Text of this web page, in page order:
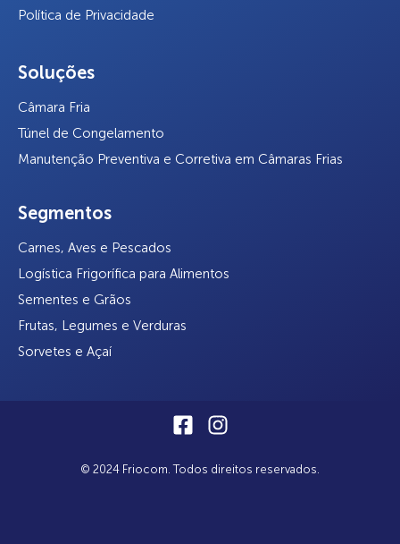
Política de Privacidade
Soluções
Câmara Fria
Túnel de Congelamento
Manutenção Preventiva e Corretiva em Câmaras Frias
Segmentos
Carnes, Aves e Pescados
Logística Frigorífica para Alimentos
Sementes e Grãos
Frutas, Legumes e Verduras
Sorvetes e Açaí
© 2024 Friocom. Todos direitos reservados.